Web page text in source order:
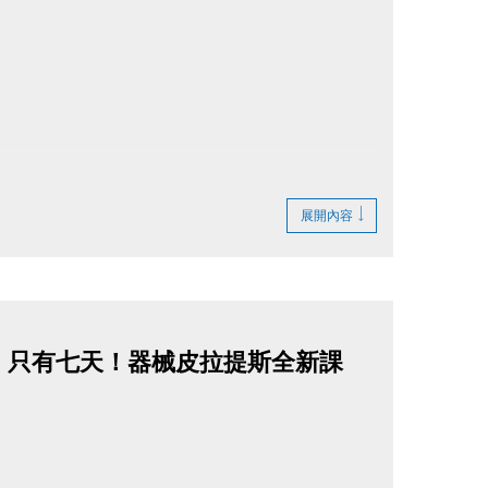
內容等問題，皆直接聯繫「伊索教育」(更多資訊再留
展開內容
有七天！器械皮拉提斯全新課